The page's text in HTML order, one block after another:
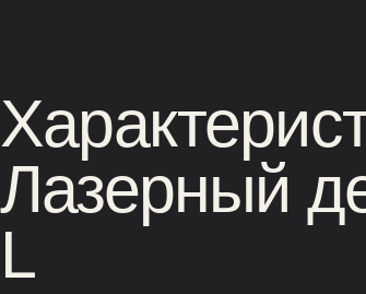
Лазерный
L